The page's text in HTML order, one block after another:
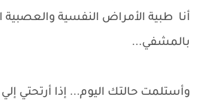
أنا طبية الأمراض النفسية والعصبية
بالمشفي...
وأستلمت حالتك اليوم... إذا أرتحتي